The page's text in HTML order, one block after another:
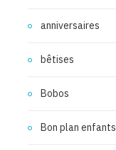
anniversaires
bêtises
Bobos
Bon plan enfants